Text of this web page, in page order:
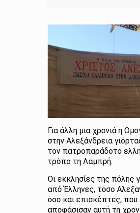
Για άλλη μια χρονιά η
στην Αλεξάνδρεια
τον πατροπαράδοτο
τρόπο τη Λαμπρή.
Οι εκκλησίες της πόλης
από Έλληνες, τόσο
όσο και επισκέπτες, που
αποφάσισαν αυτή τη